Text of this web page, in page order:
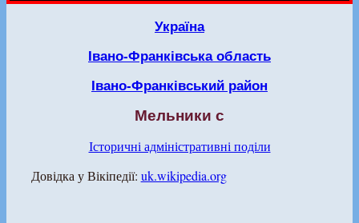
Україна
Івано-Франківська область
Івано-Франківський район
Мельники с
Історичні адміністративні поділи
Довідка у Вікіпедії: uk.wikipedia.org